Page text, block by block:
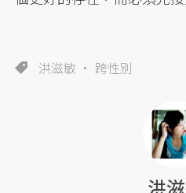
洪滋敏 跨性別
洪